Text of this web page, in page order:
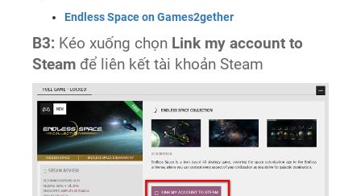
Endless Space on Games2gether
B3: Kéo xuống chọn Link my account to
Steam để liên kết tài khoản Steam​